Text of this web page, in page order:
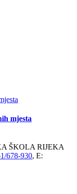
mjesta
ŠKOLA RIJEKA
678-930, E: